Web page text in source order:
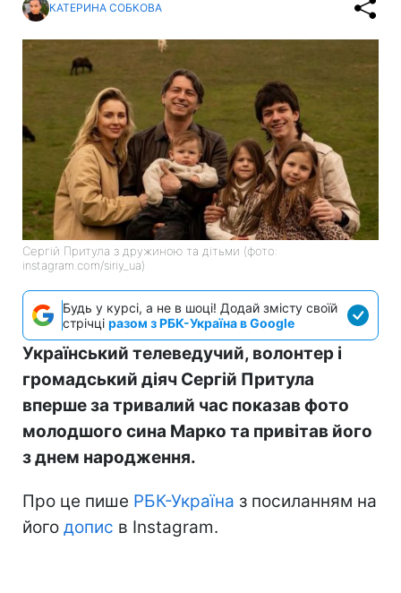
КАТЕРИНА СОБКОВА
Сергій Притула з дружиною та дітьми (фото:
instagram.com/siriy_ua)
Будь у курсі, а не в шоці! Додай змісту своїй
стрічці разом з РБК-Україна в Google
Український телеведучий, волонтер і
громадський діяч Сергій Притула
вперше за тривалий час показав фото
молодшого сина Марко та привітав його
з днем народження.
Про це пише РБК-Україна з посиланням на
його допис в Instagram.